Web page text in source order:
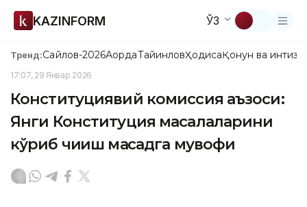
KAZINFORM ЎЗ
Тренд:Сайлов-2026АқордаТайинловҲодисаҚонун ва
17:07, 29 Январ 2026
Конституциявий комиссия аъзоси:
Янги Конституция масалаларини
кўриб чиқиш мақсадга мувофиқ